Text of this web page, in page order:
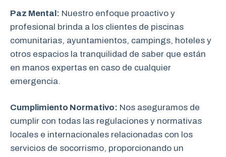
Paz Mental: Nuestro enfoque proactivo y
profesional brinda a los clientes de piscinas
comunitarias, ayuntamientos, campings, hoteles y
otros espacios la tranquilidad de saber que están
en manos expertas en caso de cualquier
emergencia.
Cumplimiento Normativo: Nos aseguramos de
cumplir con todas las regulaciones y normativas
locales e internacionales relacionadas con los
servicios de socorrismo, proporcionando un